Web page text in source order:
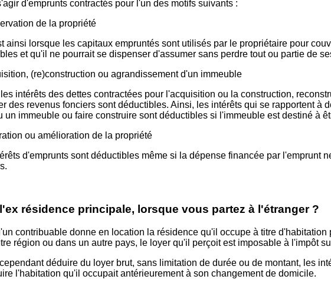
d'emprunts contractés pour l'un des motifs suivants :
de la propriété
ainsi lorsque les capitaux empruntés sont utilisés par le propriétaire pour
et qu'il ne pourrait se dispenser d'assumer sans perdre tout ou partie de
(re)construction ou agrandissement d'un immeuble
intérêts des dettes contractées pour l'acquisition ou la construction,
des revenus fonciers sont déductibles. Ainsi, les intérêts qui se rapportent à
un immeuble ou faire construire sont déductibles si l'immeuble est destiné à
ou amélioration de la propriété
d'emprunts sont déductibles même si la dépense financée par l'emprunt
résidence principale, lorsque vous partez à l'étranger ?
contribuable donne en location la résidence qu'il occupe à titre
région ou dans un autre pays, le loyer qu'il perçoit est imposable à l'impôt
cependant déduire du loyer brut, sans limitation de durée ou de montant, les
l'habitation qu'il occupait antérieurement à son changement de domicile.